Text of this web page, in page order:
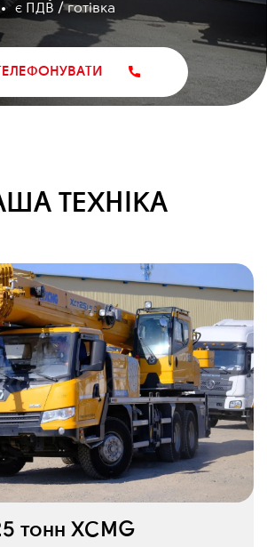
є ПДВ / готівка
ТЕХНІКА
тонн XCMG